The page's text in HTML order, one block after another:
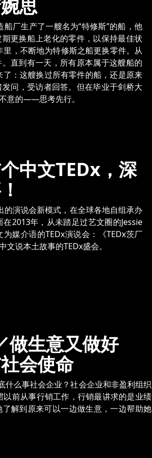
思
厂生产了一艘名为“特修斯”的船，他
更换船上老化的零件，以保持最佳状
，不断地为特修斯之船更换零件。从
直到有一天，所有原本属于这艘船的
：这艘换过所有零件的船，还是原来
问，受访者回答。但在毕业于剑桥大
意的——思考先行。
中文TEDx，深
演说会新模式，在全球各地自组承办
2013年，从未踏足过艺文圈的Jessie
媒介语的TEDx演说会：《TEDx茨厂
说本土故事的TEDx盛会。
做生意又做好
会使命
什么事社会企业？社会企业和非盈利组织
前从事行销工作，行销最讲求的是业绩
解到原来可以一边做生意，一边帮助她